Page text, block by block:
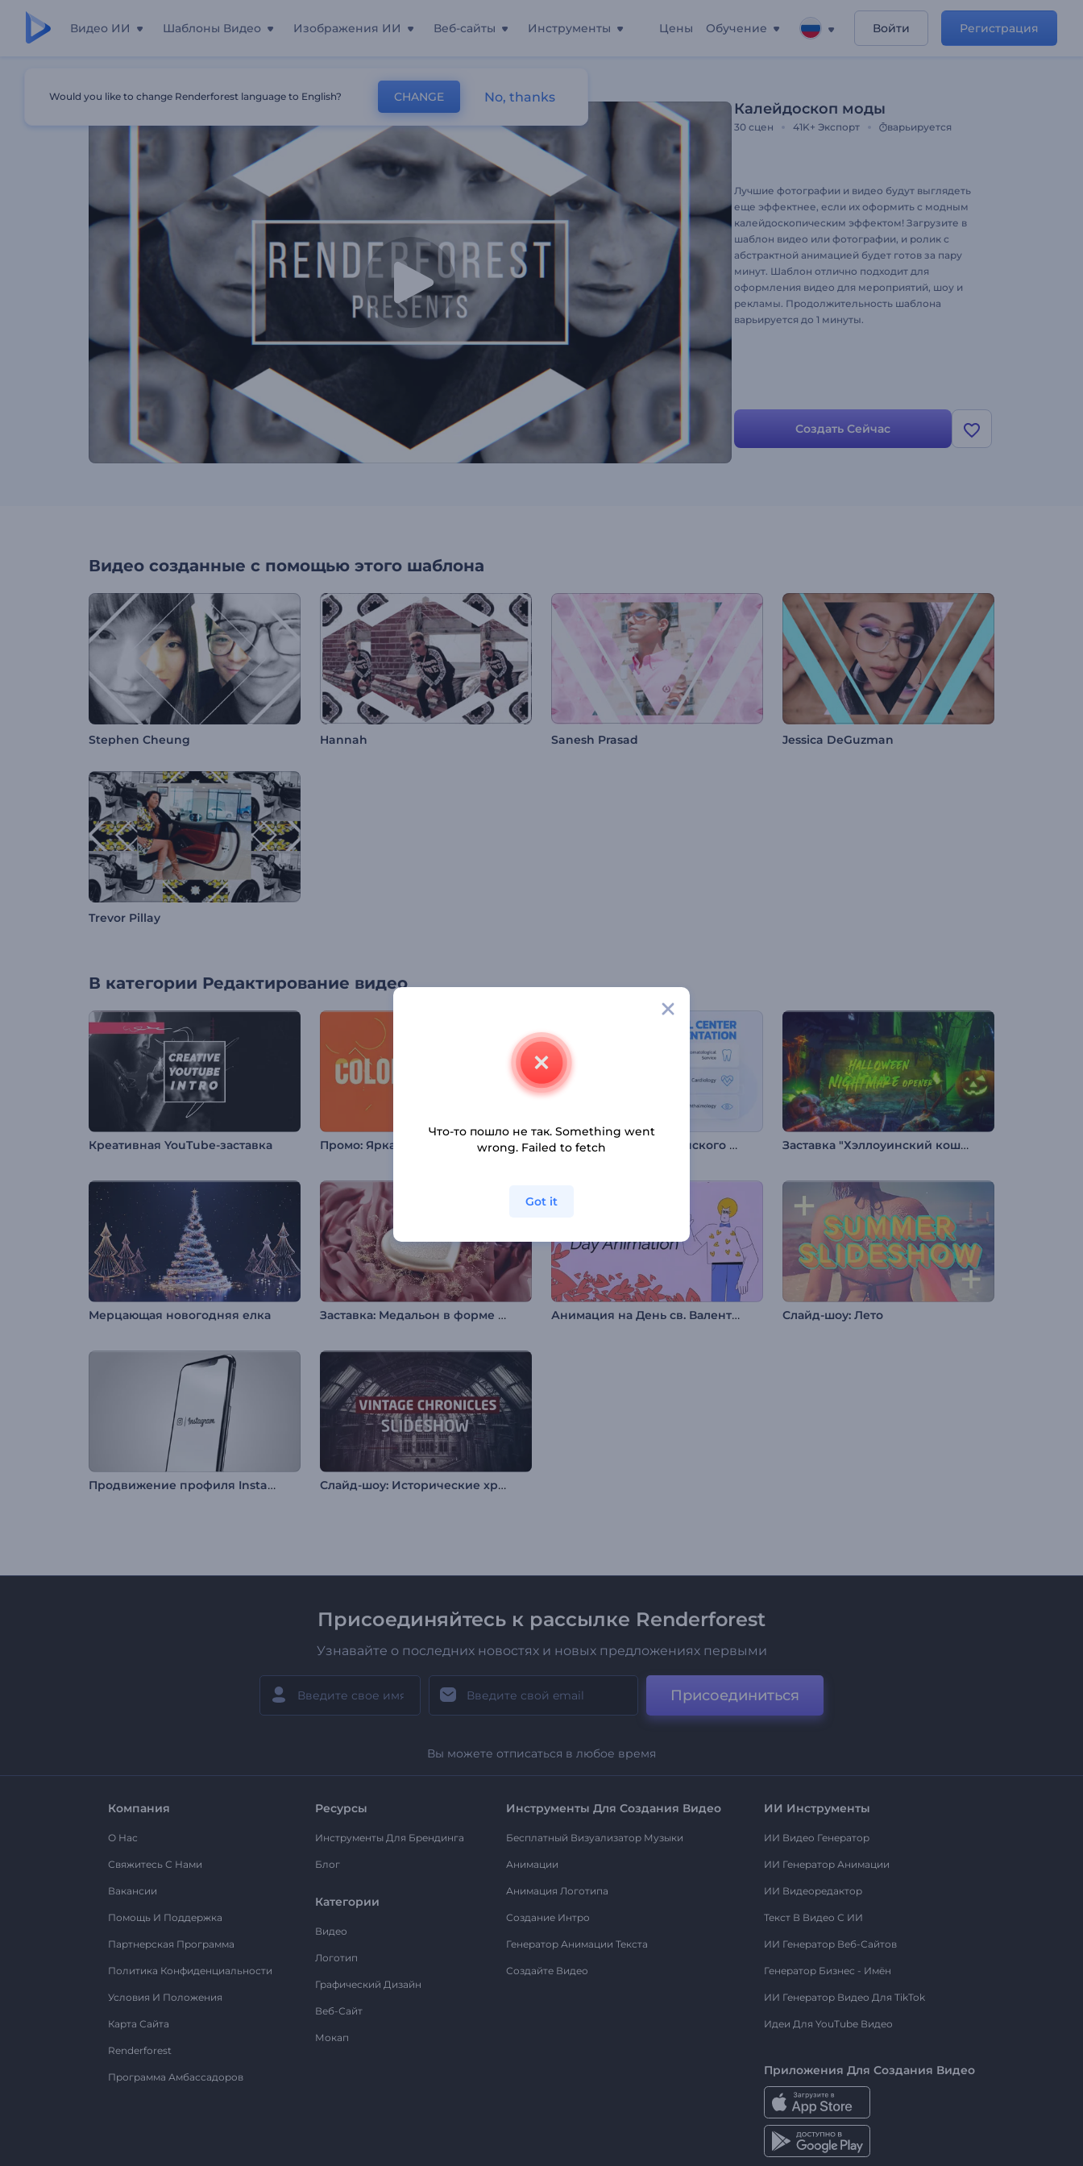
Видео ИИ Шаблоны Видео Изображения ИИ Веб-сайты Инструменты Цены Обучение Войти Регистрация
Калейдоскоп моды
30 сцен 41K+ Экспорт варьируется
Лучшие фотографии и видео будут выглядеть
еще эффектнее, если их оформить с модным
калейдоскопическим эффектом! Загрузите в
шаблон видео или фотографии, и ролик с
абстрактной анимацией будет готов за пару
минут. Шаблон отлично подходит для
оформления видео для мероприятий, шоу и
рекламы. Продолжительность шаблона
варьируется до 1 минуты.
Создать Сейчас
Видео созданные с помощью этого шаблона
Stephen Cheung Hannah Sanesh Prasad Jessica DeGuzman
Trevor Pillay
В категории Редактирование видео
Креативная YouTube-заставка Промо: Яркая типографика Презентация медицинского центра Заставка "Хэллоуинский кошмар"
Мерцающая новогодняя елка Заставка: Медальон в форме сердца Анимация на День св. Валентина Слайд-шоу: Лето
Продвижение профиля Instagram Слайд-шоу: Исторические хроники
Присоединяйтесь к рассылке Renderforest
Узнавайте о последних новостях и новых предложениях первыми
Присоединиться
Вы можете отписаться в любое время
Компания
О Нас
Свяжитесь С Нами
Вакансии
Помощь И Поддержка
Партнерская Программа
Политика Конфиденциальности
Условия И Положения
Карта Сайта
Renderforest
Программа Амбассадоров
Ресурсы
Инструменты Для Брендинга
Блог
Категории
Видео
Логотип
Графический Дизайн
Веб-Сайт
Мокап
Инструменты Для Создания Видео
Бесплатный Визуализатор Музыки
Анимации
Анимация Логотипа
Создание Интро
Генератор Анимации Текста
Создайте Видео
ИИ Инструменты
ИИ Видео Генератор
ИИ Генератор Анимации
ИИ Видеоредактор
Текст В Видео С ИИ
ИИ Генератор Веб-Сайтов
Генератор Бизнес - Имён
ИИ Генератор Видео Для TikTok
Идеи Для YouTube Видео
Приложения Для Создания Видео
Would you like to change Renderforest language to English? CHANGE No, thanks
Что-то пошло не так. Something went
wrong. Failed to fetch
Got it